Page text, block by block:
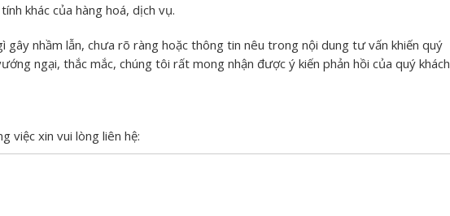
khác của hàng hoá, dịch vụ.
nhầm lẫn, chưa rõ ràng hoặc thông tin nêu trong nội dung tư vấn khiến quý
ngại, thắc mắc, chúng tôi rất mong nhận được ý kiến phản hồi của quý khách
việc xin vui lòng liên hệ: